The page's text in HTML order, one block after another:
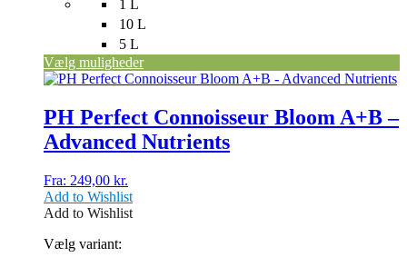
1 L
10 L
5 L
Vælg muligheder
PH Perfect Connoisseur Bloom A+B –
Advanced Nutrients
Fra: 249,00 kr.
Vælg variant:
Dette
har
flere
varianter.
kan
vælges
på
Add to Wishlist
Add to Wishlist